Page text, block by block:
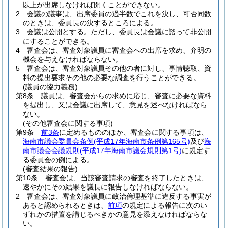
以上が出席しなければ開くことができない。
2
会議の議事は、出席委員の過半数でこれを決し、可否同数
のときは、委員長の決するところによる。
3
会議は公開とする。 ただし、委員長は会議に諮って非公開
にすることができる。
4
審査会は、審査対象議員に審査会への出席を求め、弁明の
機会を与えなければならない。
5
審査会は、審査対象議員その他の者に対し、事情聴取、資
料の提出要求その他の必要な調査を行うことができる。
(議員の協力義務)
第8条
議員は、審査会からの求めに応じ、審査に必要な資料
を提出し、又は会議に出席して、意見を述べなければなら
ない。
(その他審査会に関する事項)
第9条
前3条に定めるもののほか、審査会に関する事項は、
海南市議会委員会条例(平成17年海南市条例第165号)及び海
南市議会会議規則 (平成17年海南市議会規則第1号)に規定す
る委員会の例による。
(審査結果の報告)
第10条
審査会は、当該審査請求の審査を終了したときは、
速やかにその結果を議長に報告しなければならない。
2
審査会は、審査対象議員に政治倫理基準に違反する事実が
あると認められるときは、 前項の規定による報告に次のい
ずれかの措置を講じるべきかの意見を添えなければならな
い。